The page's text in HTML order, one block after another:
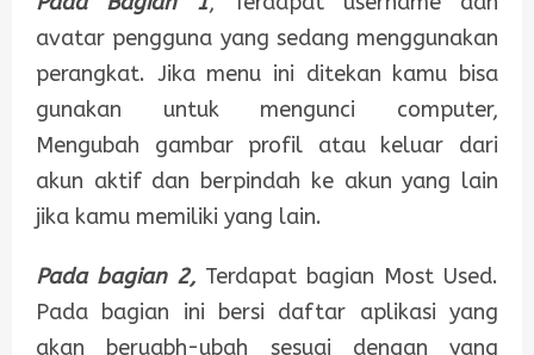
avatar pengguna yang sedang menggunakan
perangkat. Jika menu ini ditekan kamu bisa
gunakan untuk mengunci computer,
Mengubah gambar profil atau keluar dari
akun aktif dan berpindah ke akun yang lain
jika kamu memiliki yang lain.
Pada bagian 2, Terdapat bagian Most Used.
Pada bagian ini bersi daftar aplikasi yang
akan beruabh-ubah sesuai dengan yang